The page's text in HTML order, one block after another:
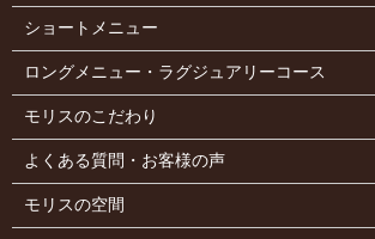
ショートメニュー
ロングメニュー・ラグジュアリーコース
モリスのこだわり
よくある質問・お客様の声
モリスの空間